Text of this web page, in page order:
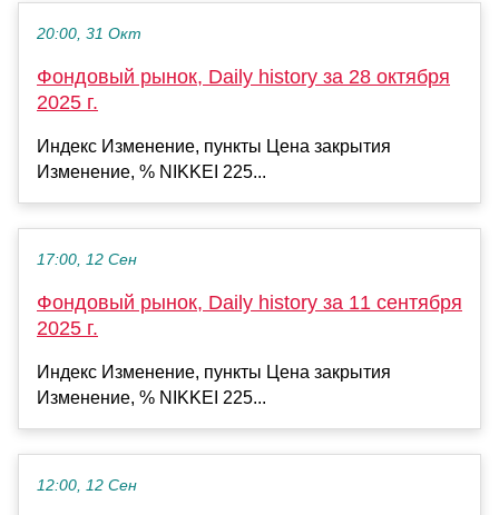
20:00, 31 Окт
Фондовый рынок, Daily history за 28 октября
2025 г.
Индекс Изменение, пункты Цена закрытия
Изменение, % NIKKEI 225...
17:00, 12 Сен
Фондовый рынок, Daily history за 11 сентября
2025 г.
Индекс Изменение, пункты Цена закрытия
Изменение, % NIKKEI 225...
12:00, 12 Сен